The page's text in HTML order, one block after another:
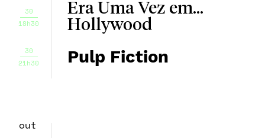
30
18h30
Era Uma Vez em...
Hollywood
30
21h30
Pulp Fiction
out